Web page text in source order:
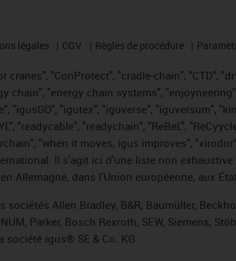
légales CGV Règles de procédure
"ConProtect", "cradle-chain", "CTD",
chain", "energy chain systems",
"igutex", "iguverse", "iguversum",
"readycable", "readychain", "ReBeL",
"when it moves, igus improves",
Il s'agit ici d'une liste non
Allemagne, dans l'Union européenne, aux
Allen Bradley, B&R, Baumüller,
Parker, Bosch Rexroth, SEW, Siemens,
igus® SE & Co. KG